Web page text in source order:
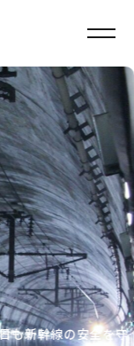
も新幹線の安全を守